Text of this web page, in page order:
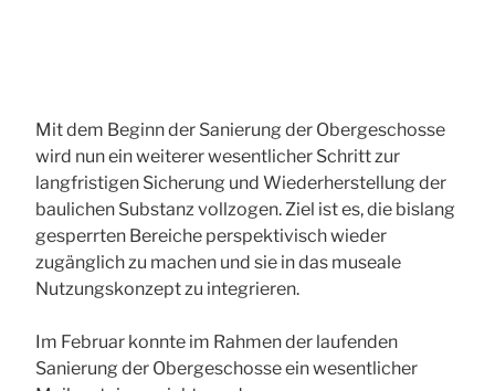
Mit dem Beginn der Sanierung der Obergeschosse
wird nun ein weiterer wesentlicher Schritt zur
langfristigen Sicherung und Wiederherstellung der
baulichen Substanz vollzogen. Ziel ist es, die bislang
gesperrten Bereiche perspektivisch wieder
zugänglich zu machen und sie in das museale
Nutzungskonzept zu integrieren.
Im Februar konnte im Rahmen der laufenden
Sanierung der Obergeschosse ein wesentlicher